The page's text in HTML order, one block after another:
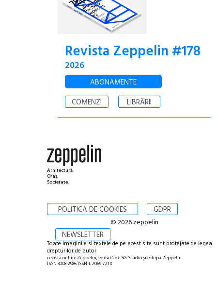
Revista Zeppelin #178
2026
ABONAMENTE
COMENZI
LIBRĂRII
Arhitectură.
Oraș.
Societate.
POLITICA DE COOKIES GDPR
NEWSLETTER
© 2026 zeppelin
Toate imaginile si textele de pe acest site sunt protejate de legea
drepturilor de autor
revista online Zeppelin, editată de SG Studio și echipa Zeppelin
ISSN 3008-2986 ISSN-L 2069-721X